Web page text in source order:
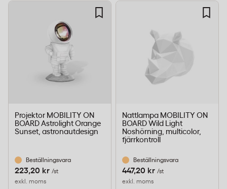
Projektor MOBILITY ON
BOARD Astrolight Orange
Sunset, astronautdesign
Beställningsvara
223,20 kr /st
exkl. moms
Nattlampa MOBILITY ON
BOARD Wild Light
Noshörning, multicolor,
fjärrkontroll
Beställningsvara
447,20 kr /st
exkl. moms